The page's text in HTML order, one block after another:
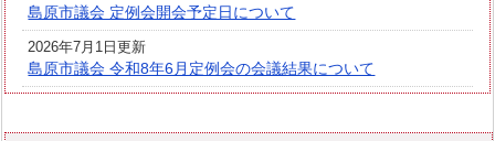
島原市議会 定例会開会予定日について
2026年7月1日更新
島原市議会 令和8年6月定例会の会議結果について